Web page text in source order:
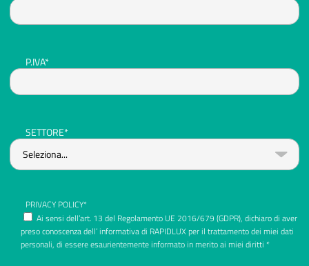
P.IVA*
SETTORE*
PRIVACY POLICY*
Ai sensi dell’art. 13 del Regolamento UE 2016/679 (GDPR), dichiaro di aver
preso conoscenza dell’ informativa di RAPIDLUX per il trattamento dei miei dati
personali, di essere esaurientemente informato in merito ai miei diritti *